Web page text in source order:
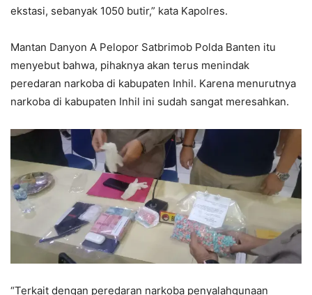
ekstasi, sebanyak 1050 butir,” kata Kapolres.
Mantan Danyon A Pelopor Satbrimob Polda Banten itu
menyebut bahwa, pihaknya akan terus menindak
peredaran narkoba di kabupaten Inhil. Karena menurutnya
narkoba di kabupaten Inhil ini sudah sangat meresahkan.
“Terkait dengan peredaran narkoba penyalahgunaan